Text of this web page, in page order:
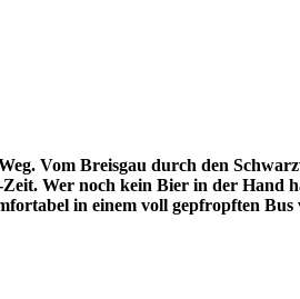
Vom Breisgau durch den
Wer noch kein Bier in der Hand
in einem voll gepfropften